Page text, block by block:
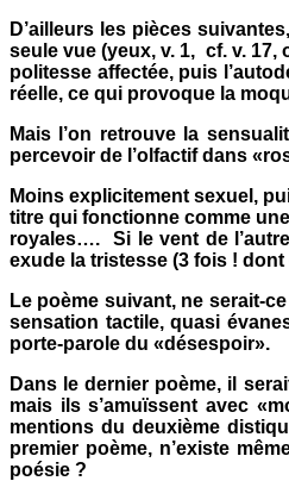
D’ailleurs les pièces suivantes,
seule vue (yeux, v. 1, cf. v. 17,
politesse affectée, puis
réelle, ce qui provoque la
Mais l’on retrouve la
percevoir de l’olfactif dans
Moins explicitement sexuel,
titre qui fonctionne comme
royales….
Si le vent de
exude la tristesse (3 fois !
Le poème suivant, ne serait-
sensation tactile, quasi
porte-parole du «désespoir».
Dans le dernier poème, il
mais ils s’amuïssent avec
mentions du deuxième
premier poème, n’existe
poésie ?